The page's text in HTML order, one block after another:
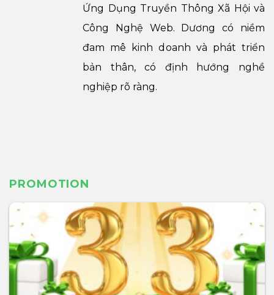
Ứng Dụng Truyền Thông Xã Hội và
Công Nghệ Web. Dương có niềm
đam mê kinh doanh và phát triển
bản thân, có định hướng nghề
nghiệp rõ ràng.
PROMOTION